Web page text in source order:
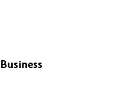
Business